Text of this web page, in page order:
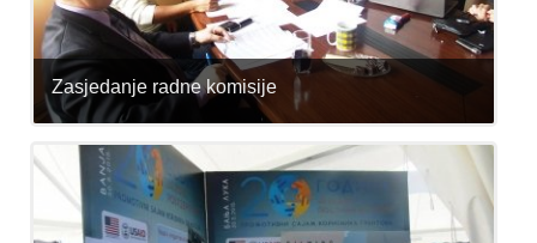
Zasjedanje radne komisije